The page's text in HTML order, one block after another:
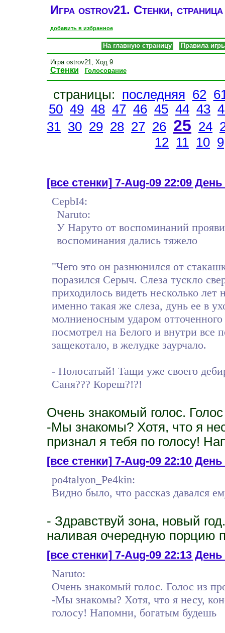
Игра ostrov21. Стенки,
добавить в избранное
На главную страницу Правила
Игра ostrov21, Ход 9
Стенки Голосование
страницы: последняя 62
50 49 48 47 46 45 44 43
31
30 29 28 27 26 25 24
12
11 10 9
[все стенки]7-Aug-09 22:09 День
CepbI4:
Naruto:
У Наруто от воспоминаний
воспоминания дались тяжело
"Чего это он разнюнился от
поразился Серыч. Слеза тускло
приходилось видеть несколько лет
именно такая же слеза, дунь ее в
молниеносным ударом
посмотрел на Белого и внутри все
защекотало, в желудке заурчало.
- Полосатый! Тащи уже своего
Саня??? Кореш?!?!
Очень знакомый голос.
-Мы знакомы? Хотя, что я
признал я тебя по голосу!
[все стенки]7-Aug-09 22:10 День
po4talyon_Pe4kin:
Видно было, что рассказ давался
- Здравствуй зона, новый
наливая очередную порцию
[все стенки]7-Aug-09 22:13 День
Naruto:
Очень знакомый голос. Голос из
-Мы знакомы? Хотя, что я несу,
голосу! Напомни, богатым будешь